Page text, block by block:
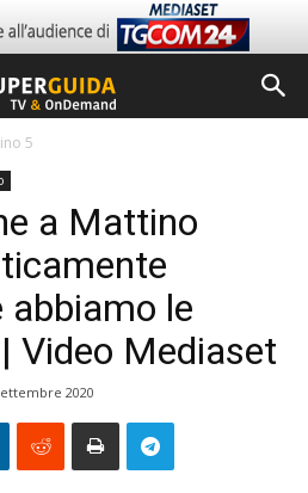
5
a Mattino
le
Video Mediaset
2020